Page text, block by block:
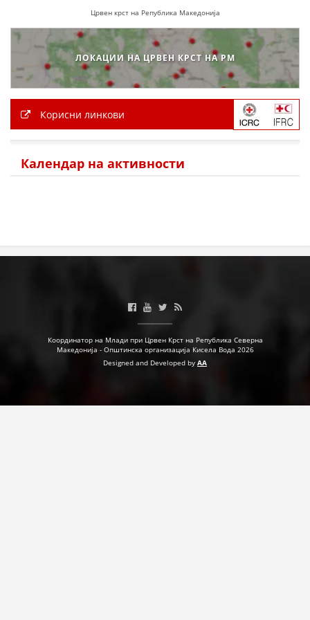
ПРИРАЧНИЦИ
БРОШУРИ
Црвен крст на Република Македонија
ЛОКАЦИИ НА ЦРВЕН КРСТ НА РМ
Корисни линкови
Календар на активности
Координатор на Млади при Црвен Крст на Република Северна
Македонија - Општинска организација Кисела Вода 2026
Designed and Developed by AA